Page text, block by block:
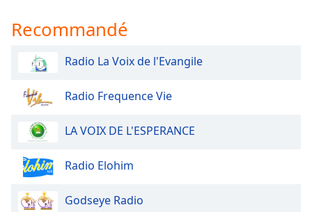
Recommandé
Radio La Voix de l'Evangile
Radio Frequence Vie
LA VOIX DE L'ESPERANCE
Radio Elohim
Godseye Radio